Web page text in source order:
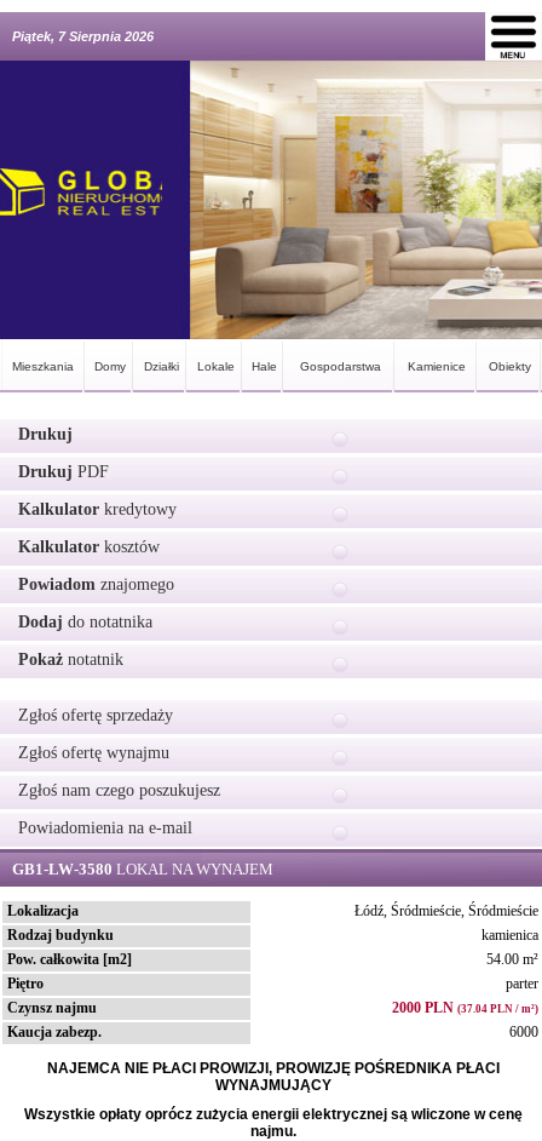
Piątek, 7 Sierpnia 2026
Mieszkania Domy Działki Lokale Hale Gospodarstwa Kamienice Obiekty
Drukuj
Drukuj PDF
Kalkulator kredytowy
Kalkulator kosztów
Powiadom znajomego
Dodaj do notatnika
Pokaż notatnik
Zgłoś ofertę sprzedaży
Zgłoś ofertę wynajmu
Zgłoś nam czego poszukujesz
Powiadomienia na e-mail
GB1-LW-3580 LOKAL NA WYNAJEM
Lokalizacja
Łódź, Śródmieście, Śródmieście
Rodzaj budynku
kamienica
Pow. całkowita [m2]
54.00 m²
Piętro
parter
Czynsz najmu
2000 PLN (37.04 PLN / m²)
Kaucja zabezp. 6000
NAJEMCA NIE PŁACI PROWIZJI, PROWIZJĘ POŚREDNIKA PŁACI
WYNAJMUJĄCY
Wszystkie opłaty oprócz zużycia energii elektrycznej są wliczone w cenę
najmu.